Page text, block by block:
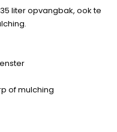
liter opvangbak, ook te
of mulching